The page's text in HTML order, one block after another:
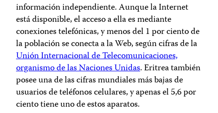
información independiente. Aunque la Internet
está disponible, el acceso a ella es mediante
conexiones telefónicas, y menos del 1 por ciento de
la población se conecta a la Web, según cifras de la
Unión Internacional de Telecomunicaciones,
organismo de las Naciones Unidas. Eritrea también
posee una de las cifras mundiales más bajas de
usuarios de teléfonos celulares, y apenas el 5,6 por
ciento tiene uno de estos aparatos.